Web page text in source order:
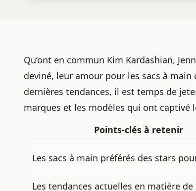
Qu’ont en commun Kim Kardashian,
deviné, leur amour pour les sacs à
dernières tendances, il est temps de
marques et les modèles qui ont captivé
Points-clés à retenir
Les sacs à main préférés des stars
Les tendances actuelles en matière de